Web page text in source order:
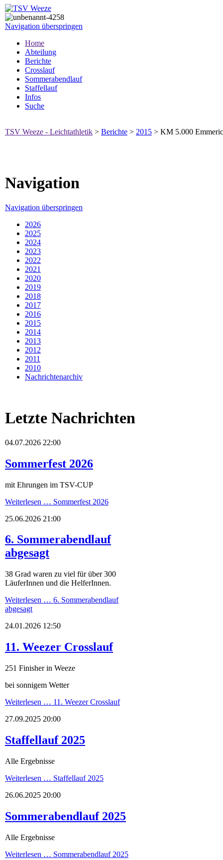
Navigation überspringen
Home
Abteilung
Berichte
Crosslauf
Sommerabendlauf
Staffellauf
Infos
Suche
TSV Weeze - Leichtathletik > Berichte > 2015 > KM 5.000
Navigation
Navigation überspringen
2026
2025
2024
2023
2022
2021
2020
2019
2018
2017
2016
2015
2014
2013
2012
2011
2010
Nachrichtenarchiv
Letzte Nachrichten
04.07.2026 22:00
Sommerfest 2026
mit Ehrungen im TSV-CUP
Weiterlesen … Sommerfest 2026
25.06.2026 21:00
6. Sommerabendlauf
abgesagt
38 Grad waren zu viel für über 300
LäuferInnen und die HelferInnen.
Weiterlesen … 6. Sommerabendlauf
abgesagt
24.01.2026 12:50
11. Weezer Crosslauf
251 Finisher in Weeze
bei sonnigem Wetter
Weiterlesen … 11. Weezer Crosslauf
27.09.2025 20:00
Staffellauf 2025
Alle Ergebnisse
Weiterlesen … Staffellauf 2025
26.06.2025 20:00
Sommerabendlauf 2025
Alle Ergebnisse
Weiterlesen … Sommerabendlauf 2025